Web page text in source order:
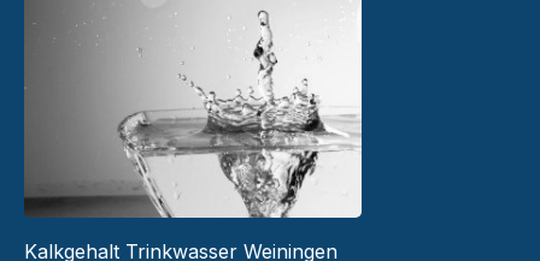
Kalkgehalt Trinkwasser Weiningen